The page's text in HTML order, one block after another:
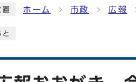
置 ホーム 市政 広報